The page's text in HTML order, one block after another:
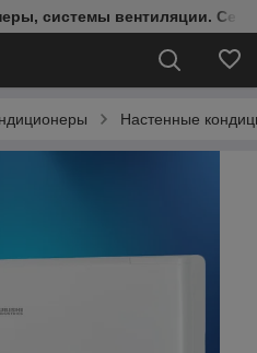
системы вентиляции.
Настенные